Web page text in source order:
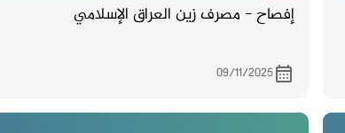
إفصاح - مصرف زين العراق الإسلامي
09/11/2025